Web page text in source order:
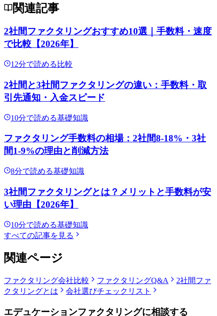
関連記事
2社間ファクタリングおすすめ10選｜手数料・速度
で比較【2026年】
12分で読める 比較
2社間と3社間ファクタリングの違い：手数料・取
引先通知・入金スピード
10分で読める基礎知識
ファクタリング手数料の相場：2社間8-18%・3社
間1-9%の理由と削減方法
8分で読める基礎知識
3社間ファクタリングとは？メリットと手数料が安
い理由【2026年】
10分で読める基礎知識
すべての記事を見る
関連ページ
ファクタリング会社比較 ファクタリングQ&A 2社間ファ
クタリングとは
会社選びチェックリスト
エデュケーションファクタリングに相談する